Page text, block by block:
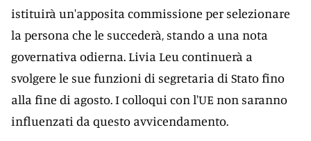
istituirà un'apposita commissione per selezionare
la persona che le succederà, stando a una nota
governativa odierna. Livia Leu continuerà a
svolgere le sue funzioni di segretaria di Stato fino
alla fine di agosto. I colloqui con l'UE non saranno
influenzati da questo avvicendamento.